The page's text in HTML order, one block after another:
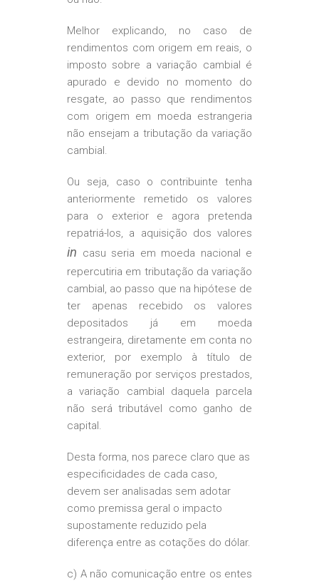
Melhor explicando, no caso de
rendimentos com origem em reais, o
imposto sobre a variação cambial é
apurado e devido no momento do
resgate, ao passo que rendimentos
com origem em moeda estrangeria
não ensejam a tributação da variação
cambial.
Ou seja, caso o contribuinte tenha
anteriormente remetido os valores
para o exterior e agora pretenda
repatriá-los, a aquisição dos valores
in casu seria em moeda nacional e
repercutiria em tributação da variação
cambial, ao passo que na hipótese de
ter apenas recebido os valores
depositados já em moeda
estrangeira, diretamente em conta no
exterior, por exemplo à título de
remuneração por serviços prestados,
a variação cambial daquela parcela
não será tributável como ganho de
capital.
Desta forma, nos parece claro que as
especificidades de cada caso,
devem ser analisadas sem adotar
como premissa geral o impacto
supostamente reduzido pela
diferença entre as cotações do dólar.
c) A não comunicação entre os entes